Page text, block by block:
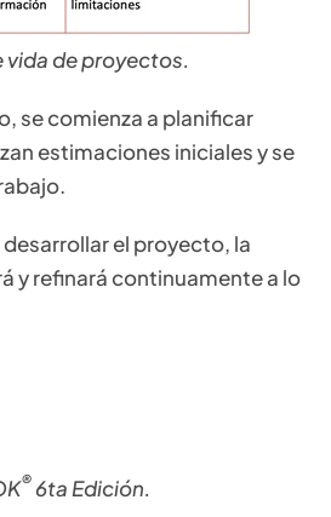
vida de proyectos.
se comienza a planificar
estimaciones iniciales y se
el proyecto, la
y refinará continuamente a lo
®6ta Edición.